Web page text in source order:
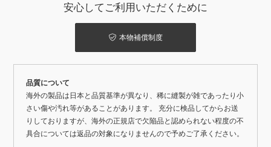
安心してご利用いただくために
本物補償制度
品質について
海外の製品は日本と品質基準が異なり、稀に縫製が雑であったり小
さい傷や汚れ等があることがあります。 充分に検品してからお送
りしておりますが、海外の正規店で欠陥品と認められない程度の不
具合については返品の対象になりませんので予めご了承ください。